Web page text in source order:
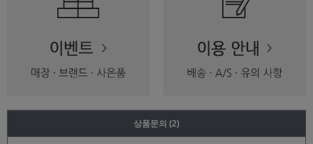
상품문의 (2)